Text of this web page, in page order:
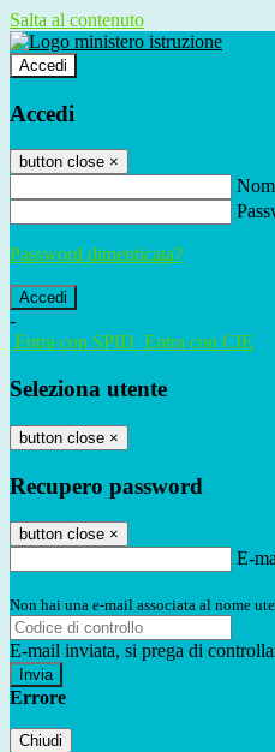
Salta al contenuto
Accedi
Accedi
button close ×
Password dimenticata?
-
Entra con SPID Entra con CIE
Seleziona utente
button close ×
Recupero password
button close ×
E-
Non hai una e-mail associata al nome
E-mail inviata, si prega di
Errore
Chiudi